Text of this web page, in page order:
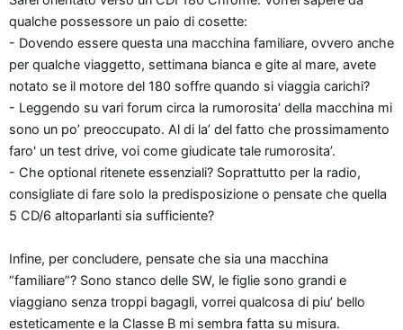
qualche possessore un paio di cosette:
- Dovendo essere questa una macchina familiare, ovvero anche
per qualche viaggetto, settimana bianca e gite al mare, avete
notato se il motore del 180 soffre quando si viaggia carichi?
- Leggendo su vari forum circa la rumorosita’ della macchina mi
sono un po’ preoccupato. Al di la’ del fatto che prossimamento
faro' un test drive, voi come giudicate tale rumorosita’.
- Che optional ritenete essenziali? Soprattutto per la radio,
consigliate di fare solo la predisposizione o pensate che quella
5 CD/6 altoparlanti sia sufficiente?
Infine, per concludere, pensate che sia una macchina
“familiare”? Sono stanco delle SW, le figlie sono grandi e
viaggiano senza troppi bagagli, vorrei qualcosa di piu’ bello
esteticamente e la Classe B mi sembra fatta su misura.